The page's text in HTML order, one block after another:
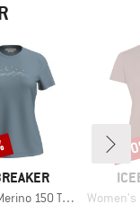
Tech Lite S/S Stars
Artikel
Women's Merino
-